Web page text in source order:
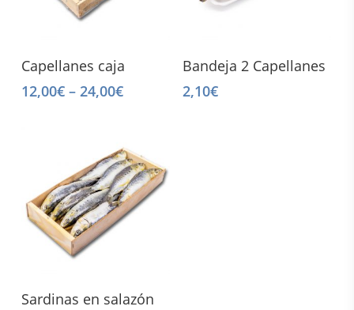
Select Options
product
has
may
be
chosen
product
Capellanes caja
12,00€– 24,00€
Bandeja 2 Capellanes
2,10€
Read More
Sardinas en salazón